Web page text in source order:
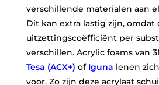
verschillende materialen aan
Dit kan extra lastig zijn, omdat
uitzettingscoëfficiënt per
verschillen. Acrylic foams van
Tesa (ACX+) of Iguna lenen
voor. Zo zijn deze acrylaat